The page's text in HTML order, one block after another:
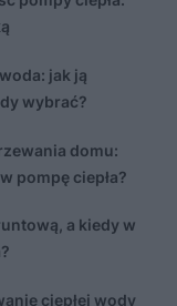
jak ją
wybrać?
domu:
pompę ciepła?
a kiedy w
ciepłej wody